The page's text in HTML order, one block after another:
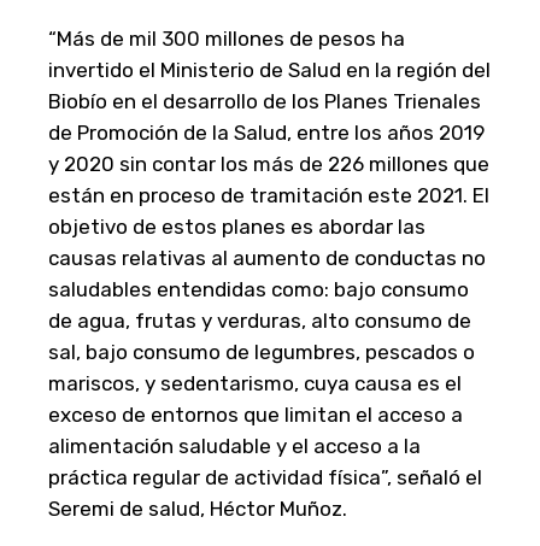
“Más de mil 300 millones de pesos ha
invertido el Ministerio de Salud en la región del
Biobío en el desarrollo de los Planes Trienales
de Promoción de la Salud, entre los años 2019
y 2020 sin contar los más de 226 millones que
están en proceso de tramitación este 2021. El
objetivo de estos planes es abordar las
causas relativas al aumento de conductas no
saludables entendidas como: bajo consumo
de agua, frutas y verduras, alto consumo de
sal, bajo consumo de legumbres, pescados o
mariscos, y sedentarismo, cuya causa es el
exceso de entornos que limitan el acceso a
alimentación saludable y el acceso a la
práctica regular de actividad física”, señaló el
Seremi de salud, Héctor Muñoz.